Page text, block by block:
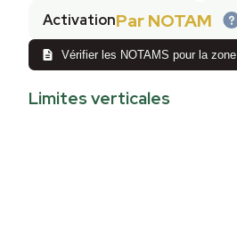
ActivationPar NOTAM
Vérifier les NOTAMS pour la zone
Limites verticales